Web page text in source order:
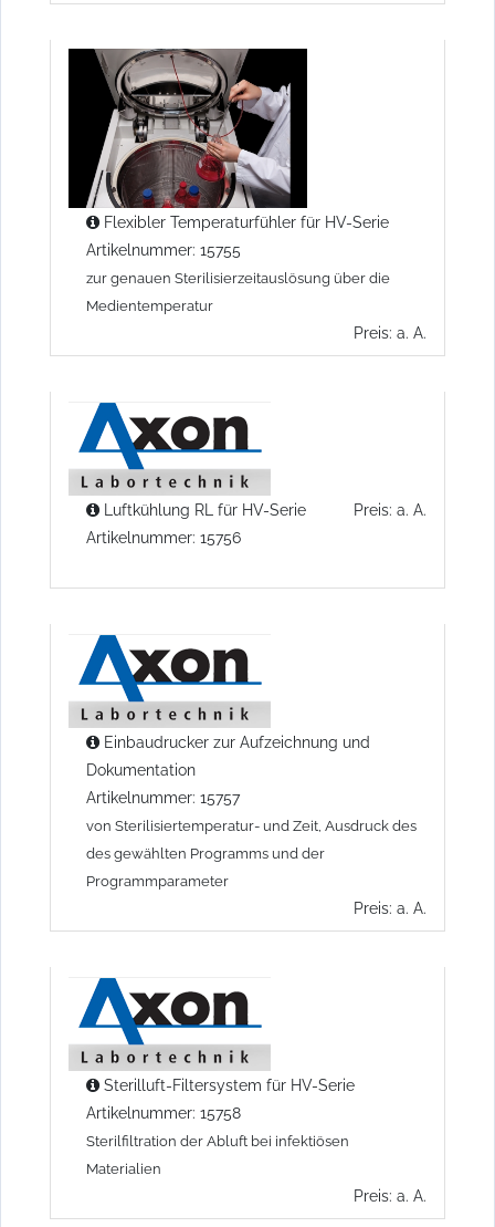
Flexibler Temperaturfühler für HV-Serie
Artikelnummer: 15755
zur genauen Sterilisierzeitauslösung über die
Medientemperatur
Preis: a. A.
Luftkühlung RL für HV-Serie
Artikelnummer: 15756
Preis: a. A.
Einbaudrucker zur Aufzeichnung und
Dokumentation
Artikelnummer: 15757
von Sterilisiertemperatur- und Zeit, Ausdruck des
des gewählten Programms und der
Programmparameter
Preis: a. A.
Sterilluft-Filtersystem für HV-Serie
Artikelnummer: 15758
Sterilfiltration der Abluft bei infektiösen
Materialien
Preis: a. A.